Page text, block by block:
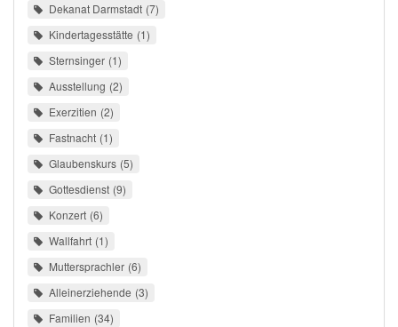
Dekanat Darmstadt 7
Kindertagesstätte 1
Sternsinger 1
Ausstellung 2
Exerzitien 2
Fastnacht 1
Glaubenskurs 5
Gottesdienst 9
Konzert 6
Wallfahrt 1
Muttersprachler 6
Alleinerziehende 3
Familien 34